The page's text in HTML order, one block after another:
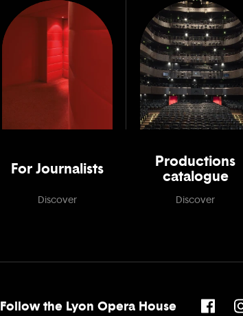
For Journalists
Discover
Productions
catalogue
Discover
Follow the Lyon Opera House